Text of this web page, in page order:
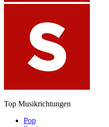
Top Musikrichtungen
Pop